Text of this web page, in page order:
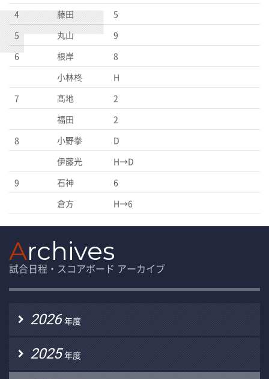
4
藤田
5
5
丸山
9
6
根岸
8
小林柊
H
7
髙地
2
福田
2
8
小野拳
D
伊藤光
H→D
9
石神
6
倉方
H→6
Archives
試合日程・スコアボード アーカイブ
2026 年度
2025 年度